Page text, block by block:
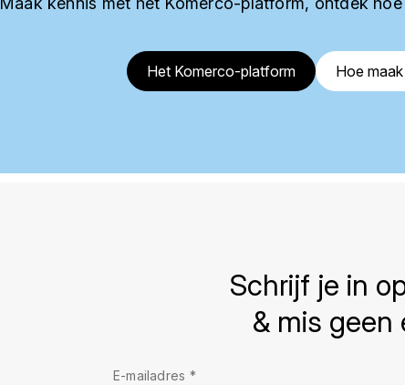
Het Komerco-platform Hoe
Schrijf je in
& mis geen
E-mailadres *